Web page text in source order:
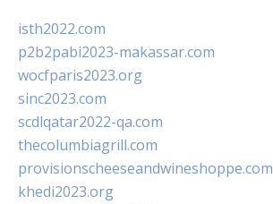
isth2022.com
p2b2pabi2023-makassar.com
wocfparis2023.org
sinc2023.com
scdlqatar2022-qa.com
thecolumbiagrill.com
provisionscheeseandwineshoppe.com
khedi2023.org